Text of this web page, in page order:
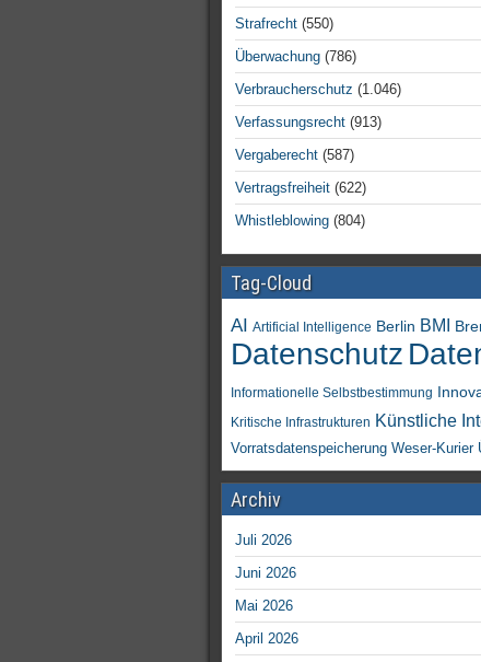
Strafrecht (550)
Überwachung (786)
Verbraucherschutz (1.046)
Verfassungsrecht (913)
Vergaberecht (587)
Vertragsfreiheit (622)
Whistleblowing (804)
Tag-Cloud
AI Artificial Intelligence Berlin BMI
Datenschutz
Informationelle Selbstbestimmung
Kritische Infrastrukturen Künstliche
Vorratsdatenspeicherung Weser-Kurier
Archiv
Juli 2026
Juni 2026
Mai 2026
April 2026